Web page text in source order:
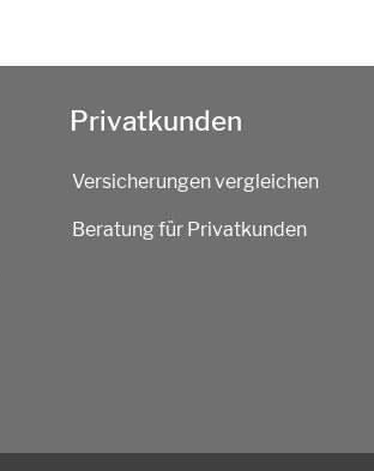
Privatkunden
Versicherungen vergleichen
Beratung für Privatkunden